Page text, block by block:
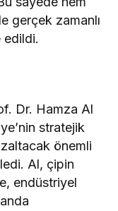
gerçek zamanlı
edildi.
Dr. Hamza Al
stratejik
önemli
Al, çipin
endüstriyel